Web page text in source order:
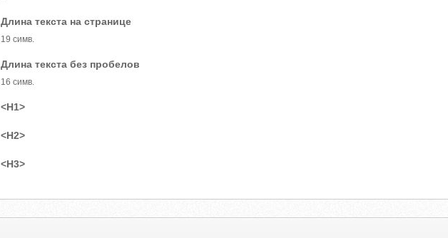
Длина текста на странице
19 симв.
Длина текста без пробелов
16 симв.
<H1>
<H2>
<H3>